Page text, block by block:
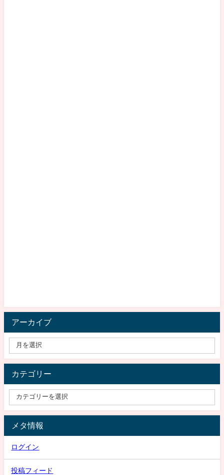
アーカイブ
カテゴリー
メタ情報
ログイン
投稿フィード